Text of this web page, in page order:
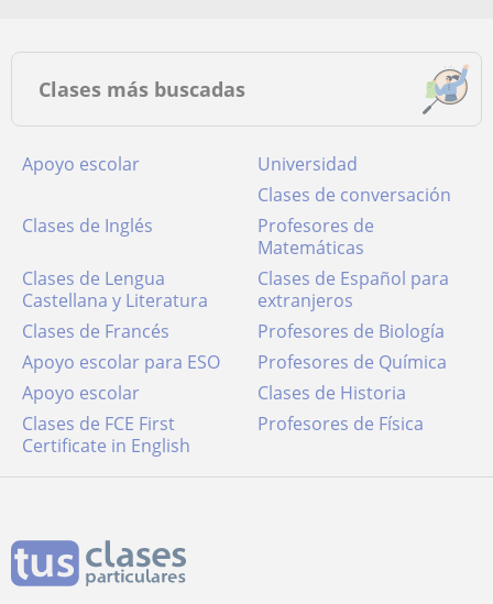
Clases más buscadas
Apoyo escolar
Universidad
Clases de conversación
Clases de Inglés
Profesores de
Matemáticas
Clases de Lengua
Castellana y Literatura
Clases de Español para
extranjeros
Clases de Francés
Profesores de Biología
Apoyo escolar para ESO
Profesores de Química
Apoyo escolar
Clases de Historia
Clases de FCE First
Certificate in English
Profesores de Física